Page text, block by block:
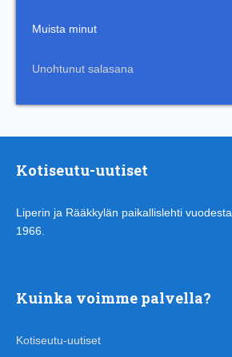
Muista minut
Unohtunut salasana
Kotiseutu-uutiset
Liperin ja Rääkkylän paikallislehti vuodesta
1966.
Kuinka voimme palvella?
Kotiseutu-uutiset